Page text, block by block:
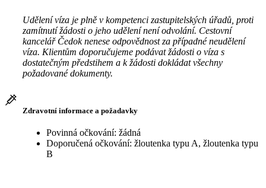
Udělení víza je plně v kompetenci zastupitelských úřadů, proti
zamítnutí žádosti o jeho udělení není odvolání. Cestovní
kancelář Čedok nenese odpovědnost za případné neudělení
víza. Klientům doporučujeme podávat žádosti o víza s
dostatečným předstihem a k žádosti dokládat všechny
požadované dokumenty.
Zdravotní informace a požadavky
Povinná očkování: žádná
Doporučená očkování: žloutenka typu A, žloutenka typu
B